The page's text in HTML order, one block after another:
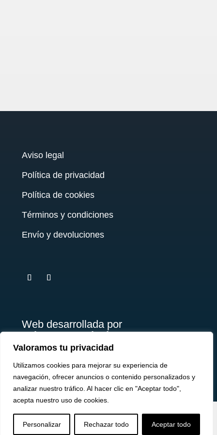
Valoramos tu privacidad
Utilizamos cookies para mejorar su experiencia de
navegación, ofrecer anuncios o contenido personalizados y
analizar nuestro tráfico. Al hacer clic en "Aceptar todo",
acepta nuestro uso de cookies.
Personalizar Rechazar todo Aceptar todo
 U 
Aviso legal
Política de privacidad
Política de cookies
Términos y condiciones
Envío y devoluciones
Web desarrollada por
Briosso's Marketing